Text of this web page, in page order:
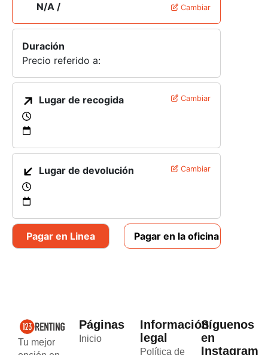
N/A / Cambiar
Duración
Precio referido a:
Lugar de recogida Cambiar
Lugar de devolución Cambiar
Pagar en Linea Pagar en la oficina
Tu mejor
Páginas
Inicio
Información
legal
Política de
Síguenos
en
Instagram